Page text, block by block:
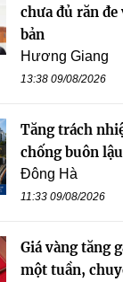
chưa đủ răn
bản
Hương Giang
13:38 09/08/2026
Tăng trách
chống buôn
Đông Hà
11:33 09/08/2026
Giá vàng tăng
một tuần,